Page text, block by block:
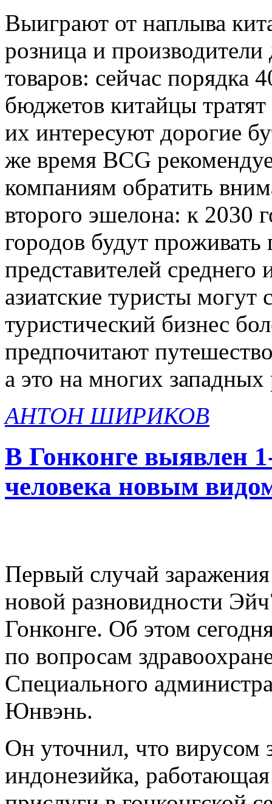
Выиграют от наплыва
розница и
товаров: сейчас порядка
бюджетов китайцы
их интересуют дорогие
же время BCG
компаниям обратить
второго эшелона: к 2030
городов будут
представителей
азиатские туристы могут
туристический бизнес
предпочитают
а это на многих
АНТОН ШИРИКОВ
В Гонконге выявлен
человека новым
Первый случай
новой разновидности
Гонконге. Об этом
по вопросам
Специального
Юнвэнь.
Он уточнил, что вирусом
индонезийка, работающая